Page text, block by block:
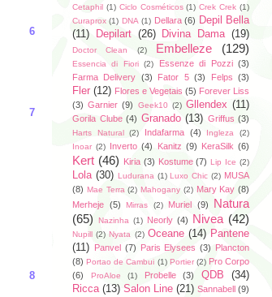
6
7
8
Cetaphil (1) Ciclo Cosméticos (1) Crek Crek (1)
Curaprox (1) DNA (1) Dellara (6) Depil Bella
(11)
Depilart (26) Divina Dama (19)
Doctor Clean (2) Embelleze (129)
Essencia di Fiori (2) Essenze di Pozzi (3)
Farma Delivery (3) Fator 5 (3) Felps (3)
Fler (12) Flores e Vegetais (5) Forever Liss
(3) Garnier (9) Geek10 (2) Gllendex (11)
Gorila Clube (4) Granado (13) Griffus (3)
Harts Natural (2) Indafarma (4) Ingleza
(2)
Inoar (2) Inverto (4) Kanitz (9) KeraSilk (6)
Kert (46) Kiria (3) Kostume (7) Lip Ice (2)
Lola (30) Ludurana (1) Luxo Chic (2) MUSA
(8) Mae Terra (2) Mahogany (2) Mary Kay (8)
Merheje (5) Mirras (2) Muriel (9)
Natura
(65)
Nazinha (1) Neorly (4) Nivea (42)
Nupill (2) Nyata (2) Oceane (14) Pantene
(11) Panvel (7) Paris Elysees (3) Plancton
(8) Portao de Cambui (1) Portier (2) Pro Corpo
(6)
ProAloe (1) Probelle (3) QDB
(34)
Ricca (13) Salon Line (21) Sannabell (9)